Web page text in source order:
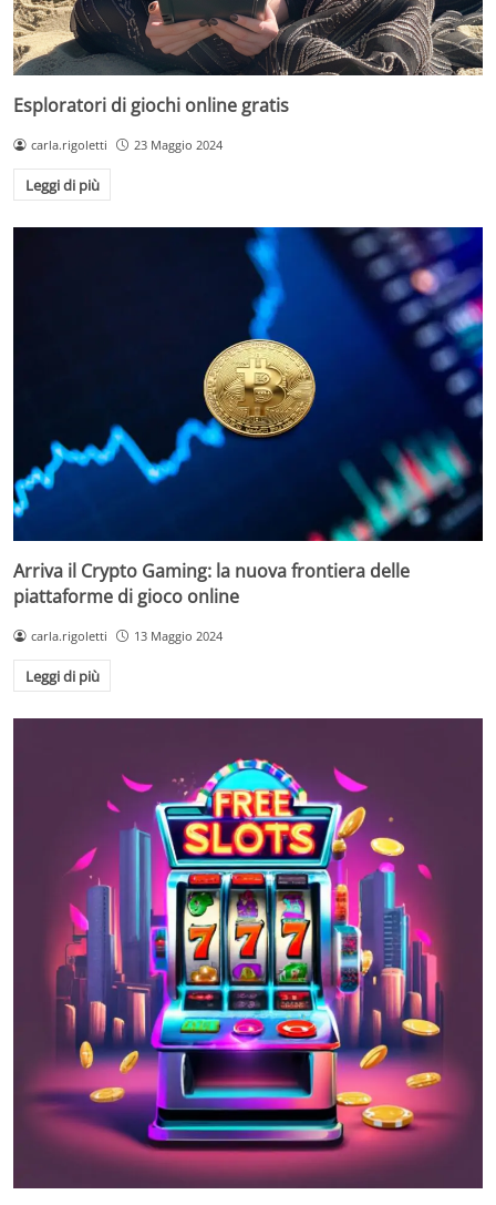
Esploratori di giochi online gratis
carla.rigoletti 23 Maggio 2024
Leggi di più
Arriva il Crypto Gaming: la nuova frontiera delle
piattaforme di gioco online
carla.rigoletti 13 Maggio 2024
Leggi di più